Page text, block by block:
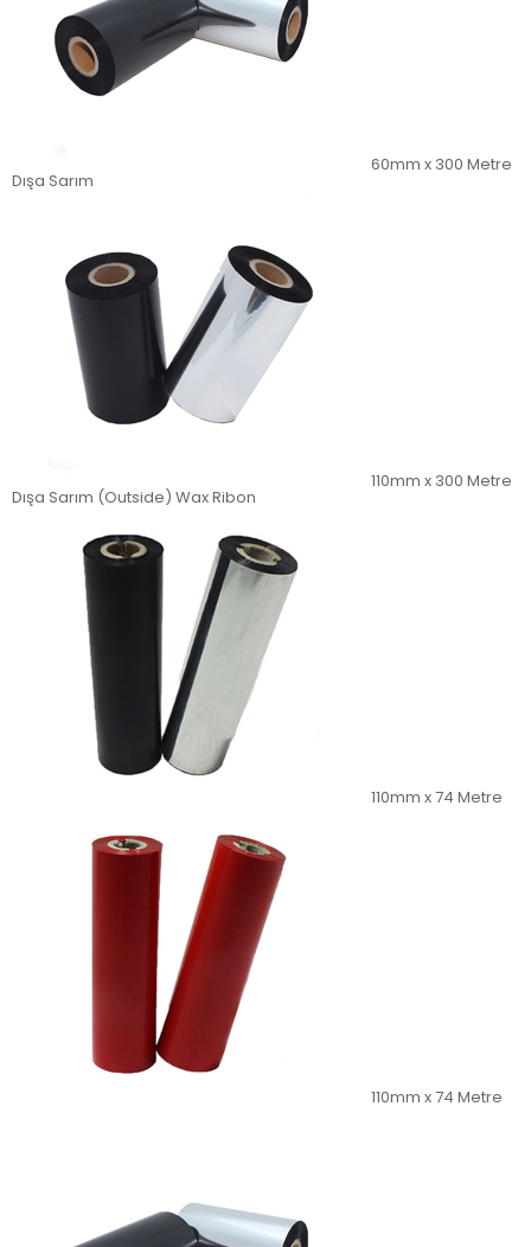
60mm x 300 Metre
Dışa Sarım
110mm x 300 Metre
Dışa Sarım (Outside) Wax Ribon
110mm x 74 Metre
110mm x 74 Metre